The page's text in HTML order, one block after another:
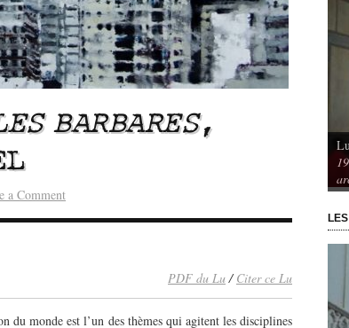
BARBARES,
a Comment
PDF du Lu/Citer ce Lu
du monde est l’un des thèmes qui agitent les disciplines
et